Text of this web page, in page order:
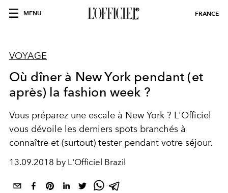
MENU FRANCE
VOYAGE
Où dîner à New York pendant (et
après) la fashion week ?
Vous préparez une escale à New York ? L'Officiel
vous dévoile les derniers spots branchés à
connaître et (surtout) tester pendant votre séjour.
13.09.2018 by L'Officiel Brazil